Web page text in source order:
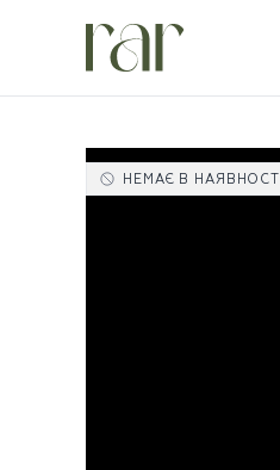
НЕМАЄ В НАЯВНОСТІ